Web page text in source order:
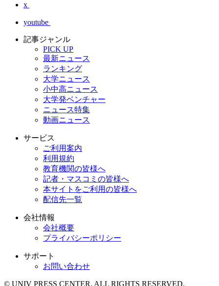
x
youtube
記事ジャンル
PICK UP
最新ニュース
ランキング
大学ニュース
小中高ニュース
大学発ベンチャー
ニュース特集
動画ニュース
サービス
ご利用案内
利用規約
教育機関の皆様へ
記者・マスコミの皆様へ
本サイトをご利用の皆様へ
配信先一覧
会社情報
会社概要
プライバシーポリシー
サポート
お問い合わせ
© UNIV PRESS CENTER. ALL RIGHTS RESERVED.